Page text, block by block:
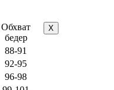
Обхват
бедер
X
88-91
92-95
96-98